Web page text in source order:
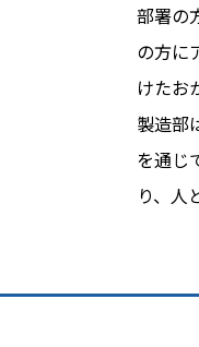
部署の
の方に
けたお
製造部
を通じ
り、人